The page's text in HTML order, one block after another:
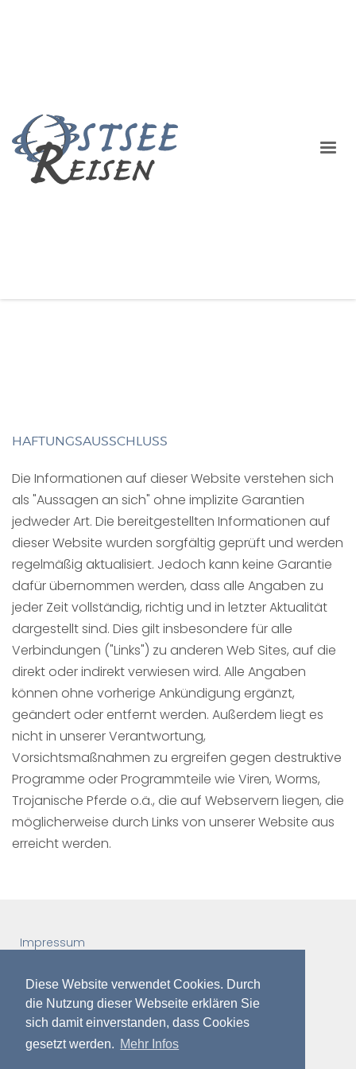
Diese Website verwendet Cookies. Durch
die Nutzung dieser Webseite erklären Sie
sich damit einverstanden, dass Cookies
gesetzt werden. Mehr Infos
HAFTUNGSAUSSCHLUSS
Die Informationen auf dieser Website verstehen sich
als "Aussagen an sich" ohne implizite Garantien
jedweder Art. Die bereitgestellten Informationen auf
dieser Website wurden sorgfältig geprüft und werden
regelmäßig aktualisiert. Jedoch kann keine Garantie
dafür übernommen werden, dass alle Angaben zu
jeder Zeit vollständig, richtig und in letzter Aktualität
dargestellt sind. Dies gilt insbesondere für alle
Verbindungen ("Links") zu anderen Web Sites, auf die
direkt oder indirekt verwiesen wird. Alle Angaben
können ohne vorherige Ankündigung ergänzt,
geändert oder entfernt werden. Außerdem liegt es
nicht in unserer Verantwortung,
Vorsichtsmaßnahmen zu ergreifen gegen destruktive
Programme oder Programmteile wie Viren, Worms,
Trojanische Pferde o.ä., die auf Webservern liegen, die
möglicherweise durch Links von unserer Website aus
erreicht werden.
Impressum
Datenschutz
© 2017 Ostsee Reisen GmbH
Alle Rechte vorbehalten.